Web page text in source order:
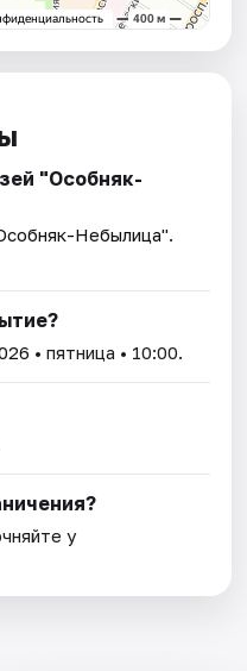
"Особняк-
Небылица".
• пятница • 10:00.
у